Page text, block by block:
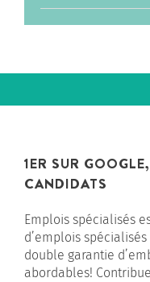
1ER SUR
CANDIDATS
Emplois spécialisés
d’emplois
double garantie
abordables!